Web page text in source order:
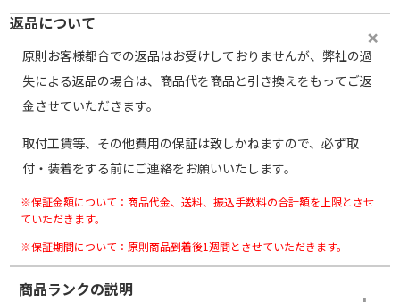
返品について
原則お客様都合での返品はお受けしておりませんが、弊社の過
失による返品の場合は、商品代を商品と引き換えをもってご返
金させていただきます。
取付工賃等、その他費用の保証は致しかねますので、必ず取
付・装着をする前にご連絡をお願いいたします。
※保証金額について：商品代金、送料、振込手数料の合計額を上限とさせ
ていただきます。
※保証期間について：原則商品到着後1週間とさせていただきます。
商品ランクの説明